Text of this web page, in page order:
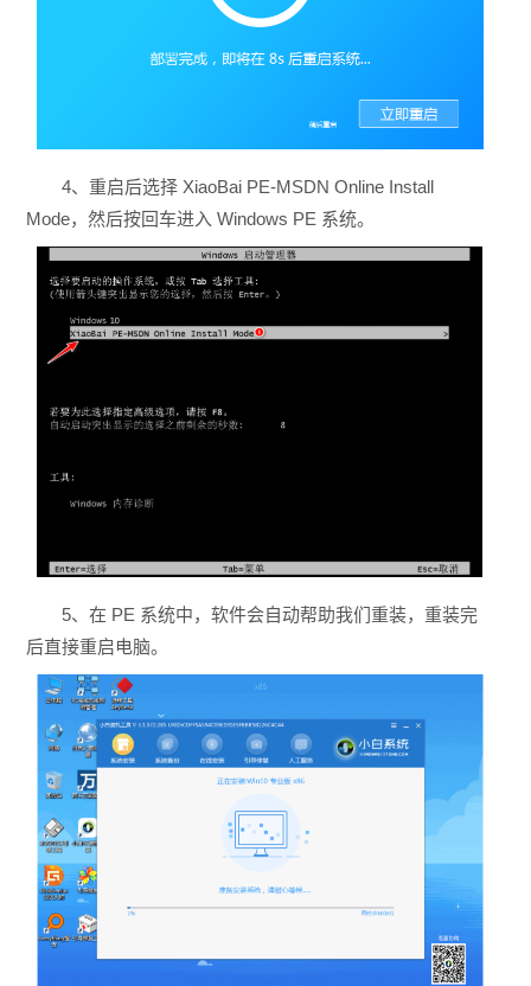
4、重启后选择 XiaoBai PE-MSDN Online Install
Mode，然后按回车进入 Windows PE 系统。
5、在 PE 系统中，软件会自动帮助我们重装，重装完
后直接重启电脑。